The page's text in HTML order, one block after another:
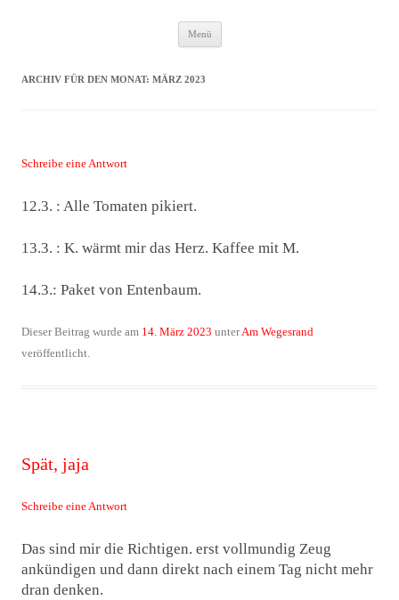
Das Neuste von JWD
Menü
Zum
Inhalt
ARCHIV FÜR DEN MONAT: MÄRZ 2023
Schreibe eine Antwort
12.3. : Alle Tomaten pikiert.
13.3. : K. wärmt mir das Herz. Kaffee mit M.
14.3.: Paket von Entenbaum.
Dieser Beitrag wurde am 14. März 2023 unterAm Wegesrand
veröffentlicht.
Spät, jaja
Schreibe eine Antwort
Das sind mir die Richtigen. erst vollmundig Zeug
ankündigen und dann direkt nach einem Tag nicht mehr
dran denken.